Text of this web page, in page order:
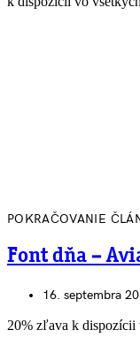
POKRAČOVANIE
Font dňa –
16. septembra
20% zľava k